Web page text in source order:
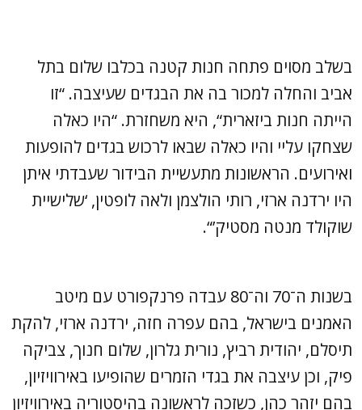
בשלב מסוים פתחה חנות קטנה בכלבו שלום בתל
אביב והחלה למכור בה את הבגדים שעיצבה. “זו
הייתה חנות ביזארית“, היא משחזרת. “היו כאלה
שצחקו עליי והיו כאלה שבאו לרכוש בגדים להופעות
ואירועים. הראשונות מתעשיית הבידור שעבדתי איתן
היו ירדנה ארזי, רותי הולצמן ולאה לופטין, ‘שלישיית
שוקולד מנטה מסטיק’“.
בשנות ה־70 וה־80 עבדה פרנקפורט עם מיטב
האמנים בישראל, בהם עפרה חזה, ירדנה ארזי, להקת
תיסלם, יהודית רביץ, נורית גלרון, שלום חנוך, צביקה
פיק, וכן עיצבה את בגדי הזמרים שהופיעו באירוויזיון,
בהם יזהר כהן, כשזכה לראשונה בהיסטוריה באירוויזיון